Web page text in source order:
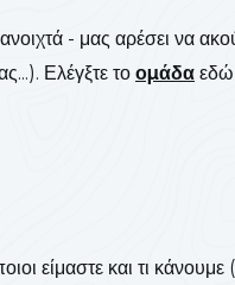
- μας αρέσει να
Ελέγξτε το ομάδα εδώ
είμαστε και τι κάνουμε